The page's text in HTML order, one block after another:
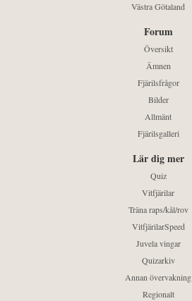
Västra Götaland
Forum
Översikt
Ämnen
Fjärilsfrågor
Bilder
Allmänt
Fjärilsgalleri
Lär dig mer
Quiz
Vitfjärilar
Träna raps/kål/rov
VitfjärilarSpeed
Juvela vingar
Quizarkiv
Annan övervakning
Regionalt